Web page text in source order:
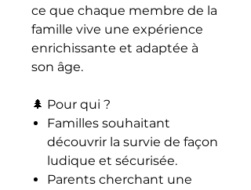
ce que chaque membre de la
famille vive une expérience
enrichissante et adaptée à
son âge.
🌲 Pour qui ?
Familles souhaitant
découvrir la survie de façon
ludique et sécurisée.
Parents cherchant une